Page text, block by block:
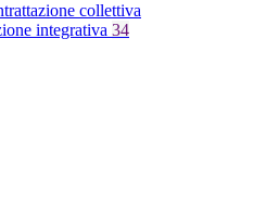
collettiva
integrativa 34